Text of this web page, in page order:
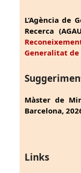
L’Agència de
Recerca
Generalitat de
Màster de
Barcelona,
Links